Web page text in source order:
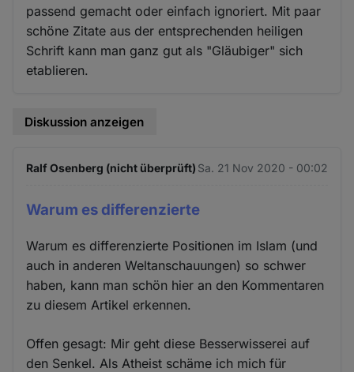
passend gemacht oder einfach ignoriert. Mit paar
schöne Zitate aus der entsprechenden heiligen
Schrift kann man ganz gut als "Gläubiger" sich
etablieren.
Diskussion anzeigen
Ralf Osenberg (nicht überprüft) Sa. 21 Nov 2020 - 00:02
Warum es differenzierte
Warum es differenzierte Positionen im Islam (und
auch in anderen Weltanschauungen) so schwer
haben, kann man schön hier an den Kommentaren
zu diesem Artikel erkennen.
Offen gesagt: Mir geht diese Besserwisserei auf
den Senkel. Als Atheist schäme ich mich für